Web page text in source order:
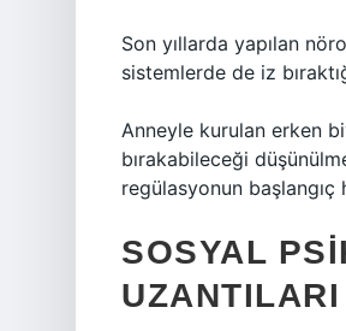
Son yıllarda yapılan
sistemlerde de iz
Anneyle kurulan erken
bırakabileceği
regülasyonun
SOSYAL
UZANTILARI